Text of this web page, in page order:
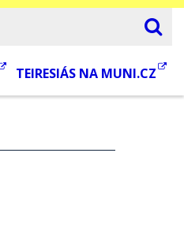
TEIRESIÁS NA MUNI.CZ